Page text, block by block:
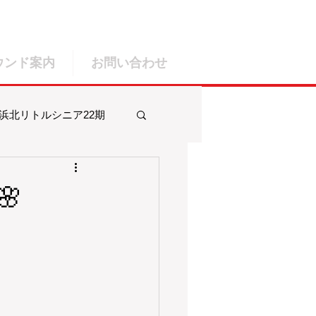
ンド案内 お問い合わせ
北リトルシニア22期